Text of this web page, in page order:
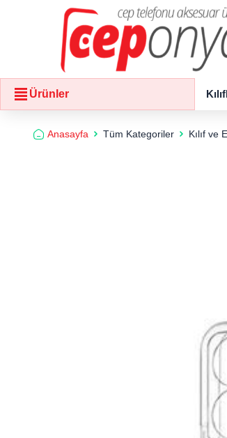
Ürünler
Anasayfa Tüm Kategoriler Kılıf ve